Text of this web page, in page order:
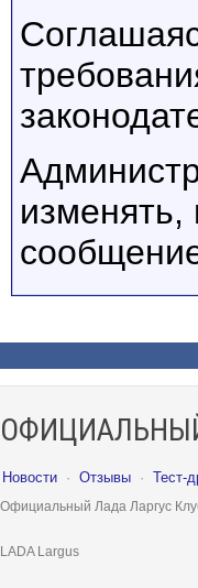
Новости · Отзывы · Тест-
Официальный Лада Ларгус
LADA Largus